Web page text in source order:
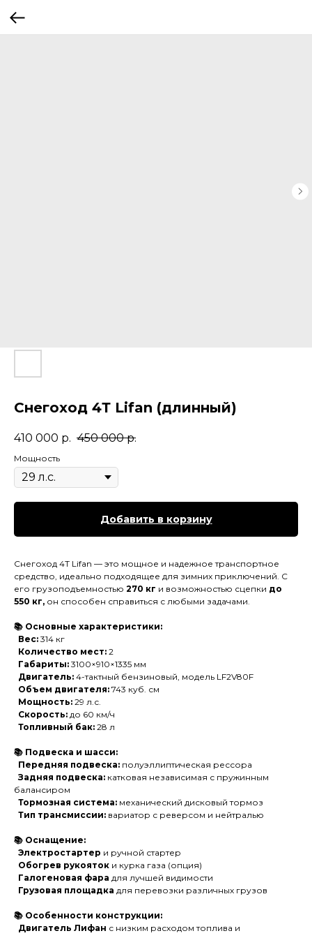
Снегоход 4Т Lifan (длинный)
410 000 р. 450 000 р.
Мощность
Добавить в корзину
Снегоход 4Т Lifan — это мощное и надежное транспортное
средство, идеально подходящее для зимних приключений. С
его грузоподъемностью 270 кг и возможностью сцепки до
550 кг, он способен справиться с любыми задачами.
📚 Основные характеристики:
Вес: 314 кг
Количество мест: 2
Габариты: 3100×910×1335 мм
Двигатель: 4-тактный бензиновый, модель LF2V80F
Объем двигателя: 743 куб. см
Мощность: 29 л.с.
Скорость: до 60 км/ч
Топливный бак: 28 л
📚 Подвеска и шасси:
Передняя подвеска: полуэллиптическая рессора
Задняя подвеска: катковая независимая с пружинным
балансиром
Тормозная система: механический дисковый тормоз
Тип трансмиссии: вариатор с реверсом и нейтралью
📚 Оснащение:
Электростартер и ручной стартер
Обогрев рукояток и курка газа (опция)
Галогеновая фара для лучшей видимости
Грузовая площадка для перевозки различных грузов
📚 Особенности конструкции:
Двигатель Лифан с низким расходом топлива и